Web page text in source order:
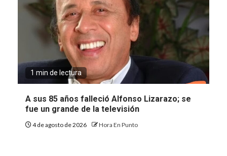
1 min de lectura
A sus 85 años falleció Alfonso Lizarazo; se
fue un grande de la televisión
4 de agosto de 2026 Hora En Punto